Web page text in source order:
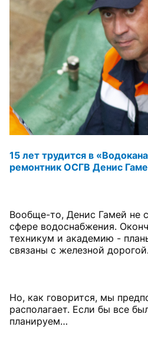
15 лет трудится в
ремонтник ОСГВ Денис
Вообще-то, Денис Гамей не
сфере водоснабжения.
техникум и академию -
связаны с железной
Но, как говорится, мы
располагает. Если бы все
планируем…